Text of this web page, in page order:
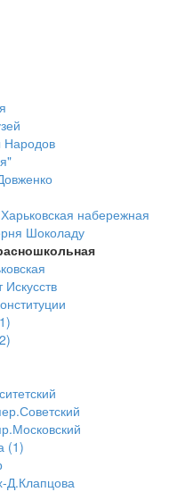
Народов
набережная
Шоколаду
(1)
Д.Клапцова